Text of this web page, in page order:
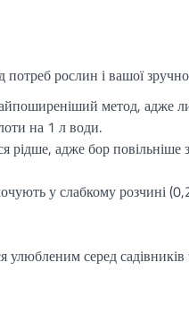
рослин і вашої
метод, адже
на 1 л води.
рідше, адже бор повільніше
у слабкому розчині
серед садівників